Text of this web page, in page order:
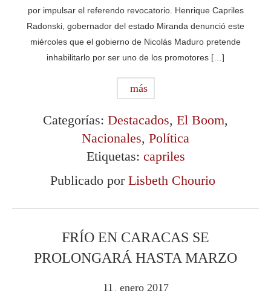
por impulsar el referendo revocatorio. Henrique Capriles
Radonski, gobernador del estado Miranda denunció este
miércoles que el gobierno de Nicolás Maduro pretende
inhabilitarlo por ser uno de los promotores […]
más
Categorías: Destacados, El Boom,
Nacionales, Política
Etiquetas: capriles
Publicado por Lisbeth Chourio
FRÍO EN CARACAS SE
PROLONGARÁ HASTA MARZO
11 . enero 2017